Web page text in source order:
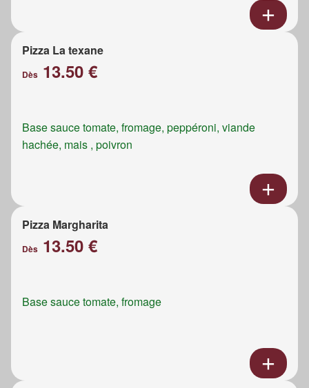
Pizza La texane
Dès 13.50 €
Base sauce tomate, fromage, peppéroni, viande
hachée, mais , poivron
Pizza Margharita
Dès 13.50 €
Base sauce tomate, fromage